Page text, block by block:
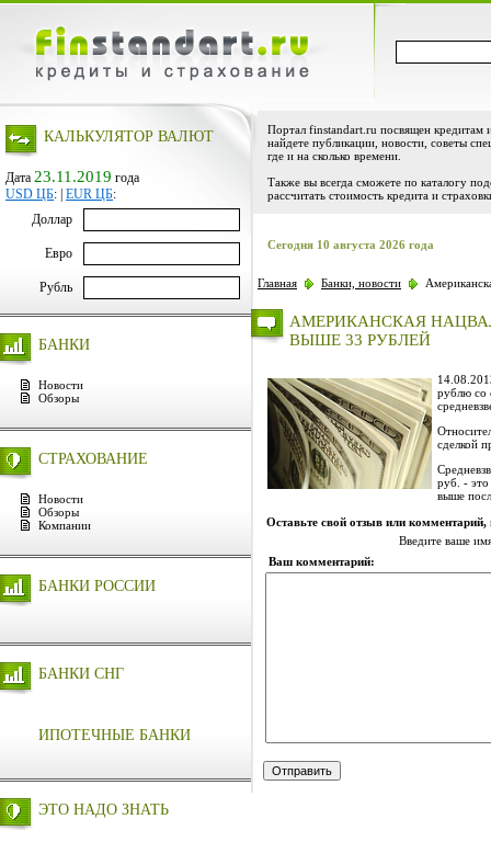
КАЛЬКУЛЯТОР ВАЛЮТ
Дата 23.11.2019 года
USD ЦБ: EUR ЦБ:
Доллар
Евро
Рубль
БАНКИ
Новости
Обзоры
СТРАХОВАНИЕ
Новости
Обзоры
Компании
БАНКИ РОССИИ
БАНКИ СНГ
ИПОТЕЧНЫЕ БАНКИ
ЭТО НАДО ЗНАТЬ
Портал finstandart.ru посвящен кредитам
найдете публикации, новости, советы
где и на сколько времени.
Также вы всегда сможете по каталогу
рассчитать стоимость кредита и
Сегодня 10 августа 2026 года
Главная Банки, новости
АМЕРИКАНСКАЯ
ВЫШЕ 33 РУБЛЕЙ
рублю со
сделкой
руб. - это
выше
Оставьте свой отзыв или комментарий,
Введите ваше
Ваш комментарий: